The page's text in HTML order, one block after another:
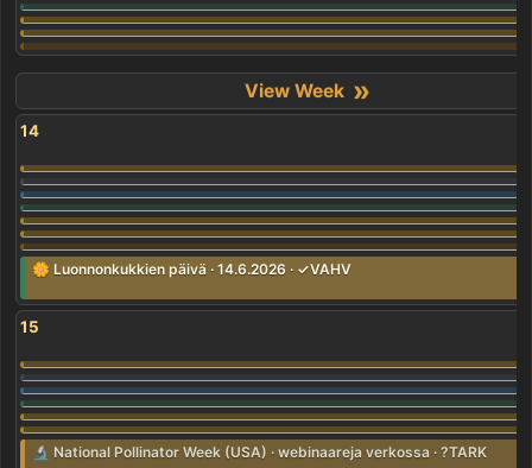
»
14
🌼 Luonnonkukkien päivä · 14.6.2026 · ✓VAHV
15
🔬 National Pollinator Week (USA) · webinaareja verkossa · ?TARK